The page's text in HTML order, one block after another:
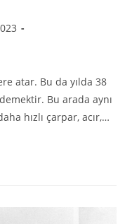
atar. Bu da yılda 38
Bu arada aynı
hızlı çarpar, acır,…